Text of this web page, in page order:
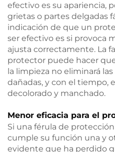
efectivo es su apariencia,
grietas o partes delgadas
indicación de que un
ser efectivo es si provoca
ajusta correctamente. La
protector puede hacer
la limpieza no eliminará
dañadas, y con el tiempo,
decolorado y manchado.
Menor eficacia para el
Si una férula de
cumple su función una y
evidente que ha perdido